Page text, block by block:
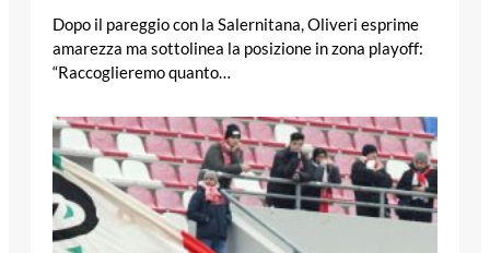
Dopo il pareggio con la Salernitana, Oliveri esprime
amarezza ma sottolinea la posizione in zona playoff:
“Raccoglieremo quanto…